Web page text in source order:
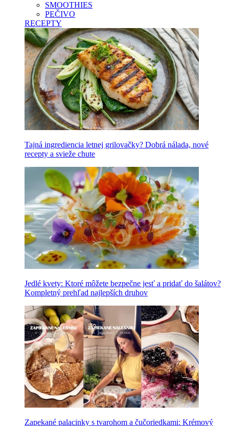
SMOOTHIES
PEČIVO
RECEPTY
Tajná ingrediencia letnej grilovačky? Dobrá nálada, nové
recepty a svieže chute
Jedlé kvety: Ktoré môžete bezpečne jesť a pridať do šalátov?
Kompletný prehľad najlepších druhov
Zapekané palacinky s tvarohom a čučoriedkami: Krémový